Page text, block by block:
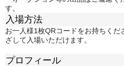
す。
入場方法
お一人様1枚QRコードをお持ちく
ざして入場いただけます。
プロフィール